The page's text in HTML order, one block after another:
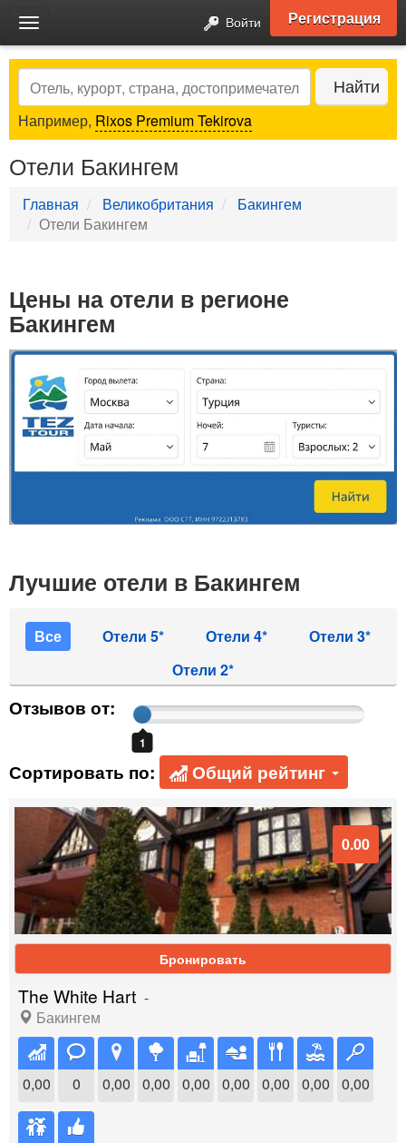
Toggle
navigation
Войти Регистрация
Search Найти
Например, Rixos Premium Tekirova
Отели Бакингем
Главная Великобритания
Бакингем
Отели Бакингем
Цены на отели в регионе
Бакингем
Лучшие отели в Бакингем
Все Отели 5* Отели 4*
Отели 3*
Отели 2*
Отзывов от:
1
Сортировать по: Общий рейтинг
0.00
Бронировать
The White Hart -
Бакингем
0,00 0 0,00 0,00 0,00 0,00 0,00 0,00 0,00